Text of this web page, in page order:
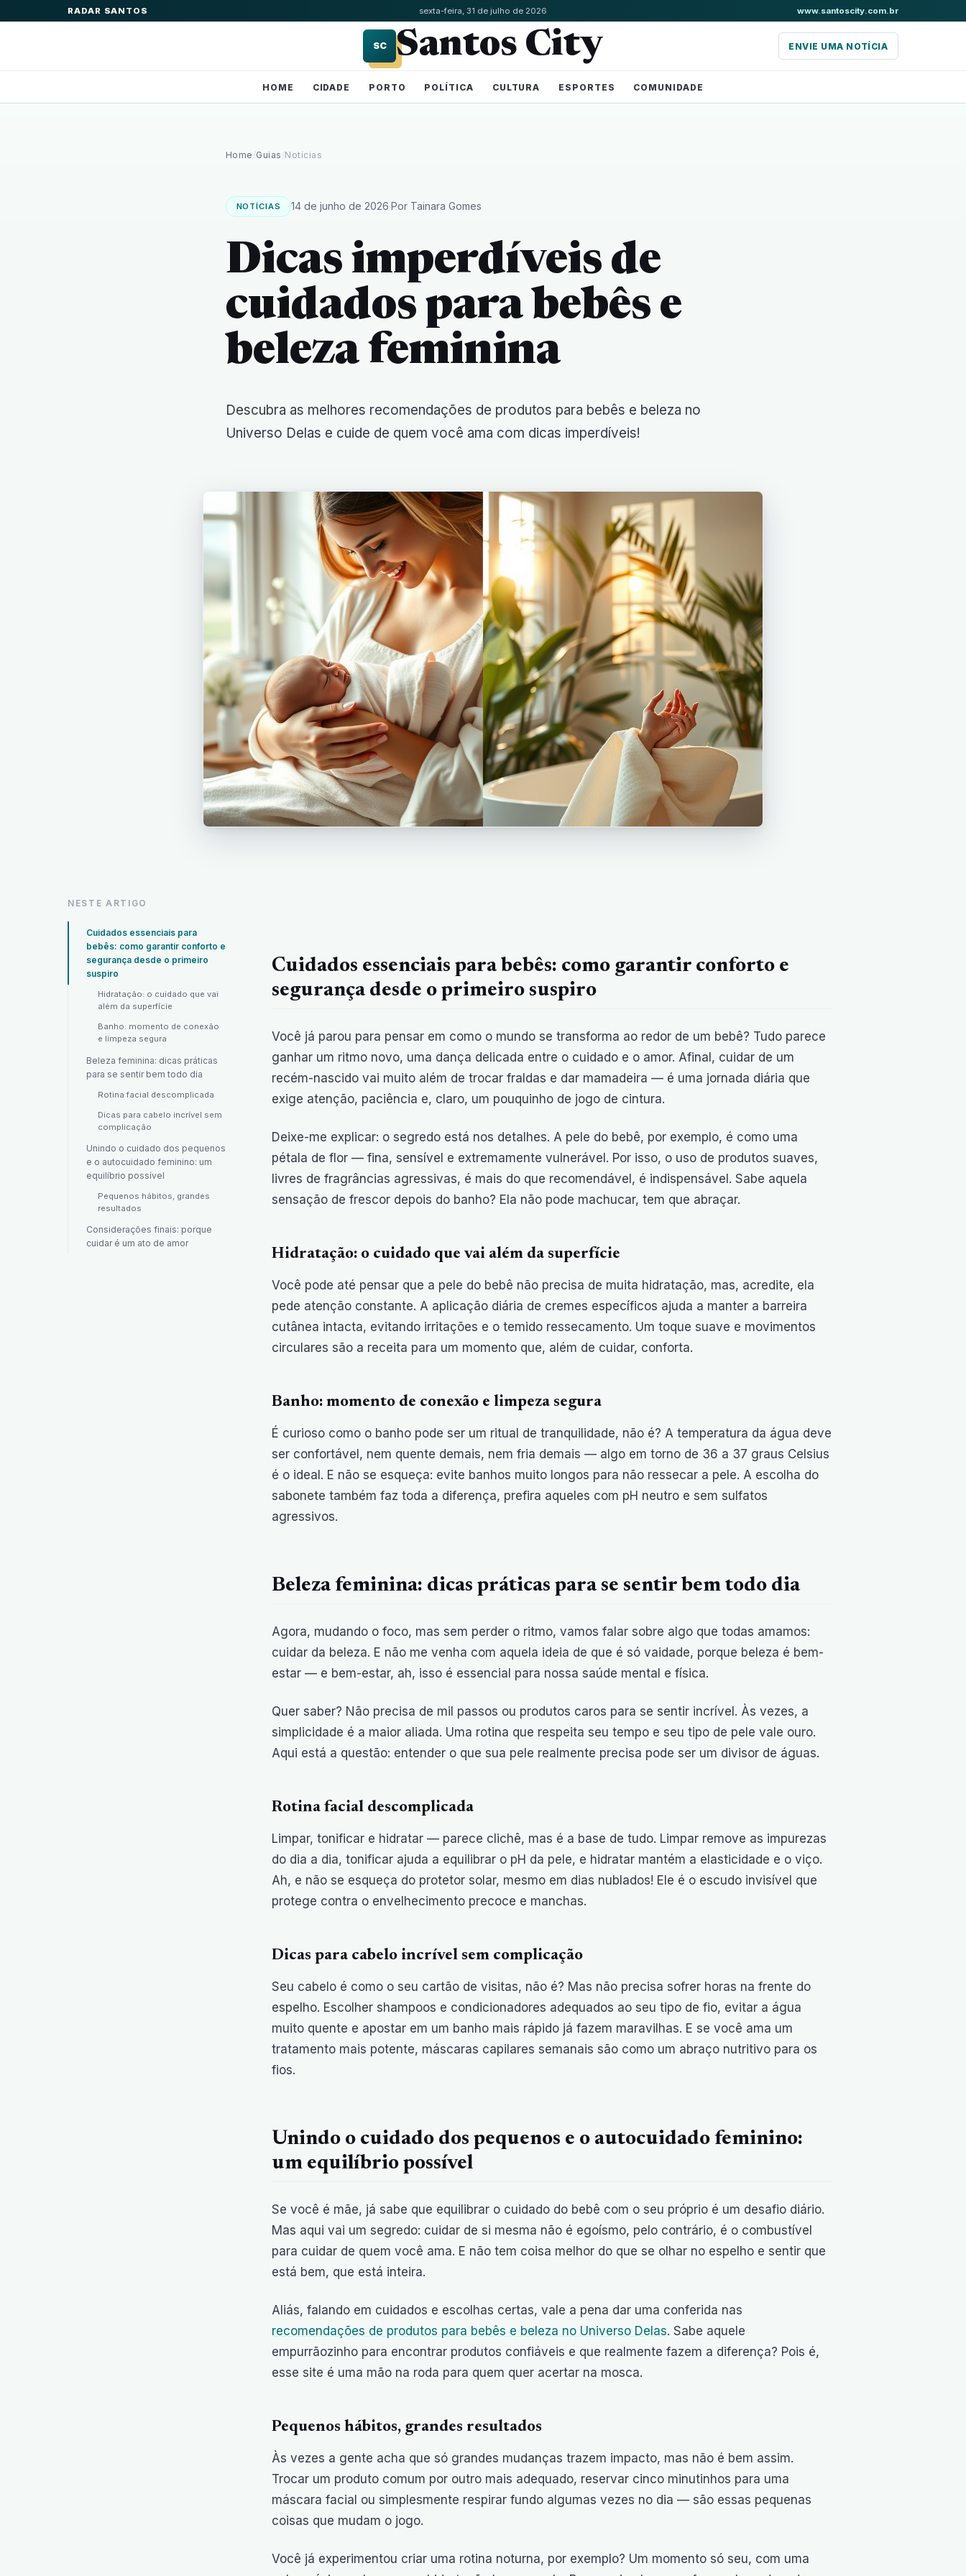
RADAR SANTOS sexta-feira, 31 de julho de 2026 www.santoscity.com.br
SC Santos City ENVIE UMA NOTÍCIA
HOME CIDADE PORTO POLÍTICA CULTURA ESPORTES COMUNIDADE
Home /Guias /Notícias
NOTÍCIAS 14 de junho de 2026·Por Tainara Gomes
Dicas imperdíveis de
cuidados para bebês e
beleza feminina
Descubra as melhores recomendações de produtos para bebês e beleza no
Universo Delas e cuide de quem você ama com dicas imperdíveis!
NESTE ARTIGO
Cuidados essenciais para
bebês: como garantir conforto e
segurança desde o primeiro
suspiro
Hidratação: o cuidado que vai
além da superfície
Banho: momento de conexão
e limpeza segura
Beleza feminina: dicas práticas
para se sentir bem todo dia
Rotina facial descomplicada
Dicas para cabelo incrível sem
complicação
Unindo o cuidado dos pequenos
e o autocuidado feminino: um
equilíbrio possível
Pequenos hábitos, grandes
resultados
Considerações finais: porque
cuidar é um ato de amor
Cuidados essenciais para bebês: como garantir conforto e
segurança desde o primeiro suspiro
Você já parou para pensar em como o mundo se transforma ao redor de um bebê? Tudo parece
ganhar um ritmo novo, uma dança delicada entre o cuidado e o amor. Afinal, cuidar de um
recém-nascido vai muito além de trocar fraldas e dar mamadeira — é uma jornada diária que
exige atenção, paciência e, claro, um pouquinho de jogo de cintura.
Deixe-me explicar: o segredo está nos detalhes. A pele do bebê, por exemplo, é como uma
pétala de flor — fina, sensível e extremamente vulnerável. Por isso, o uso de produtos suaves,
livres de fragrâncias agressivas, é mais do que recomendável, é indispensável. Sabe aquela
sensação de frescor depois do banho? Ela não pode machucar, tem que abraçar.
Hidratação: o cuidado que vai além da superfície
Você pode até pensar que a pele do bebê não precisa de muita hidratação, mas, acredite, ela
pede atenção constante. A aplicação diária de cremes específicos ajuda a manter a barreira
cutânea intacta, evitando irritações e o temido ressecamento. Um toque suave e movimentos
circulares são a receita para um momento que, além de cuidar, conforta.
Banho: momento de conexão e limpeza segura
É curioso como o banho pode ser um ritual de tranquilidade, não é? A temperatura da água deve
ser confortável, nem quente demais, nem fria demais — algo em torno de 36 a 37 graus Celsius
é o ideal. E não se esqueça: evite banhos muito longos para não ressecar a pele. A escolha do
sabonete também faz toda a diferença, prefira aqueles com pH neutro e sem sulfatos
agressivos.
Beleza feminina: dicas práticas para se sentir bem todo dia
Agora, mudando o foco, mas sem perder o ritmo, vamos falar sobre algo que todas amamos:
cuidar da beleza. E não me venha com aquela ideia de que é só vaidade, porque beleza é bem-
estar — e bem-estar, ah, isso é essencial para nossa saúde mental e física.
Quer saber? Não precisa de mil passos ou produtos caros para se sentir incrível. Às vezes, a
simplicidade é a maior aliada. Uma rotina que respeita seu tempo e seu tipo de pele vale ouro.
Aqui está a questão: entender o que sua pele realmente precisa pode ser um divisor de águas.
Rotina facial descomplicada
Limpar, tonificar e hidratar — parece clichê, mas é a base de tudo. Limpar remove as impurezas
do dia a dia, tonificar ajuda a equilibrar o pH da pele, e hidratar mantém a elasticidade e o viço.
Ah, e não se esqueça do protetor solar, mesmo em dias nublados! Ele é o escudo invisível que
protege contra o envelhecimento precoce e manchas.
Dicas para cabelo incrível sem complicação
Seu cabelo é como o seu cartão de visitas, não é? Mas não precisa sofrer horas na frente do
espelho. Escolher shampoos e condicionadores adequados ao seu tipo de fio, evitar a água
muito quente e apostar em um banho mais rápido já fazem maravilhas. E se você ama um
tratamento mais potente, máscaras capilares semanais são como um abraço nutritivo para os
fios.
Unindo o cuidado dos pequenos e o autocuidado feminino:
um equilíbrio possível
Se você é mãe, já sabe que equilibrar o cuidado do bebê com o seu próprio é um desafio diário.
Mas aqui vai um segredo: cuidar de si mesma não é egoísmo, pelo contrário, é o combustível
para cuidar de quem você ama. E não tem coisa melhor do que se olhar no espelho e sentir que
está bem, que está inteira.
Aliás, falando em cuidados e escolhas certas, vale a pena dar uma conferida nas
recomendações de produtos para bebês e beleza no Universo Delas. Sabe aquele
empurrãozinho para encontrar produtos confiáveis e que realmente fazem a diferença? Pois é,
esse site é uma mão na roda para quem quer acertar na mosca.
Pequenos hábitos, grandes resultados
Às vezes a gente acha que só grandes mudanças trazem impacto, mas não é bem assim.
Trocar um produto comum por outro mais adequado, reservar cinco minutinhos para uma
máscara facial ou simplesmente respirar fundo algumas vezes no dia — são essas pequenas
coisas que mudam o jogo.
Você já experimentou criar uma rotina noturna, por exemplo? Um momento só seu, com uma